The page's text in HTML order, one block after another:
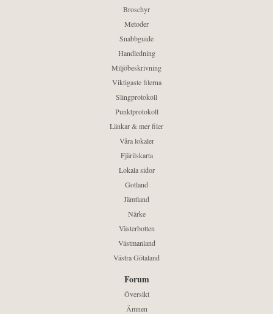
Broschyr
Metoder
Snabbguide
Handledning
Miljöbeskrivning
Viktigaste filerna
Slingprotokoll
Punktprotokoll
Länkar & mer filer
Våra lokaler
Fjärilskarta
Lokala sidor
Gotland
Jämtland
Närke
Västerbotten
Västmanland
Västra Götaland
Forum
Översikt
Ämnen